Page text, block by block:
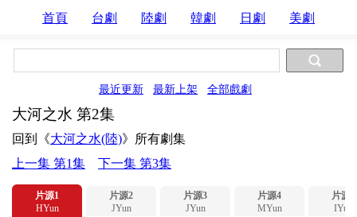
首頁 台劇 陸劇 韓劇 日劇 美劇
最近更新 最新上架 全部戲劇
大河之水 第2集
回到《大河之水(陸)》所有劇集
上一集 第1集
下一集 第3集
片源1
HYun
片源2
JYun
片源3
JYun
片源4
MYun
片源5
IYun